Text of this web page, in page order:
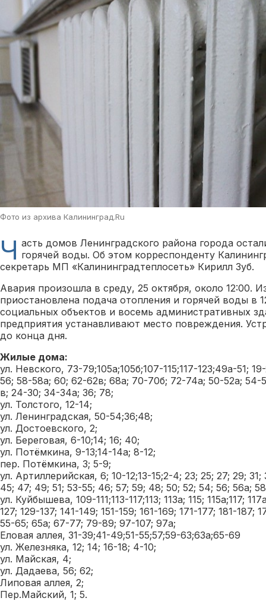
Фото из архива Калининград.Ru
Ч асть домов Ленинградского района города
горячей воды. Об этом корреспонденту
секретарь МП «Калининградтеплосеть» Кирилл Зуб.
Авария произошла в среду, 25 октября, около 12:00.
приостановлена подача отопления и горячей воды в
социальных объектов и восемь административных
предприятия устанавливают место повреждения.
до конца дня.
Жилые дома:
ул. Невского, 73-79;105а;105б;107-115;117-123;49а-51;
56; 58-58а; 60; 62-62в; 68а; 70-70б; 72-74а; 50-52а;
в; 24-30; 34-34а; 36; 78;
ул. Толстого, 12-14;
ул. Ленинградская, 50-54;36;48;
ул. Достоевского, 2;
ул. Береговая, 6-10;14; 16; 40;
ул. Потёмкина, 9-13;14-14а; 8-12;
пер. Потёмкина, 3; 5-9;
ул. Артиллерийская, 6; 10-12;13-15;2-4; 23; 25; 27; 29;
45; 47; 49; 51; 53-55; 46; 57; 59; 48; 50; 52; 54; 56; 56а;
ул. Куйбышева, 109-111;113-117;113; 113а; 115; 115а;117;
127; 129-137; 141-149; 151-159; 161-169; 171-177; 181-187;
55-65; 65а; 67-77; 79-89; 97-107; 97а;
Еловая аллея, 31-39;41-49;51-55;57;59-63;63а;65-69
ул. Железняка, 12; 14; 16-18; 4-10;
ул. Майская, 4;
ул. Дадаева, 56; 62;
Липовая аллея, 2;
Пер.Майский, 1; 5.